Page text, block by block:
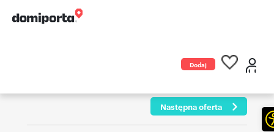
Dodaj
Następna oferta